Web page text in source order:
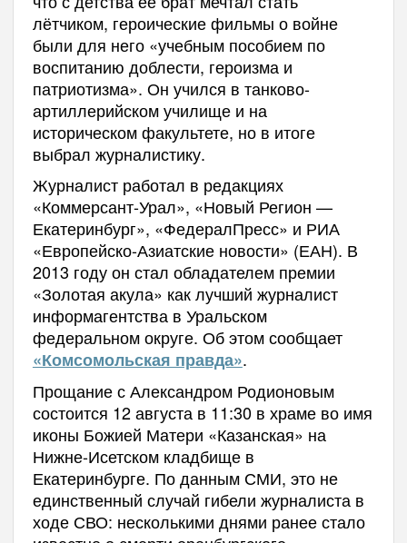
лётчиком, героические фильмы о войне
были для него «учебным пособием по
воспитанию доблести, героизма и
патриотизма». Он учился в танково-
артиллерийском училище и на
историческом факультете, но в итоге
выбрал журналистику.
Журналист работал в редакциях
«Коммерсант-Урал», «Новый Регион —
Екатеринбург», «ФедералПресс» и РИА
«Европейско-Азиатские новости» (ЕАН). В
2013 году он стал обладателем премии
«Золотая акула» как лучший журналист
информагентства в Уральском
федеральном округе. Об этом сообщает
«Комсомольская правда».
Прощание с Александром Родионовым
состоится 12 августа в 11:30 в храме во имя
иконы Божией Матери «Казанская» на
Нижне-Исетском кладбище в
Екатеринбурге. По данным СМИ, это не
единственный случай гибели журналиста в
ходе СВО: несколькими днями ранее стало